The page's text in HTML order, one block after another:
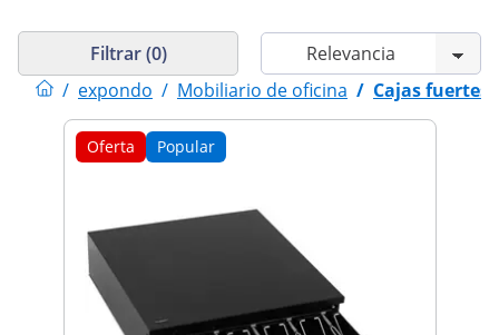
/ expondo / Mobiliario de oficina / Cajas fuertes
Filtrar (0)
Oferta Popular